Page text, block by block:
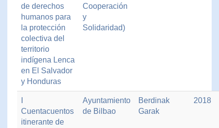
de derechos
humanos para
la protección
colectiva del
territorio
indígena Lenca
en El Salvador
y Honduras
Cooperación
y
Solidaridad)
Cuentacuentos
itinerante de
Ayuntamiento
de Bilbao
Berdinak
Garak
2018